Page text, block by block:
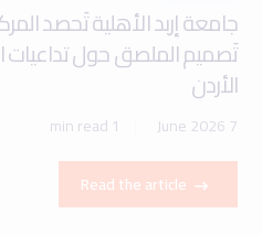
جامعة إربد الأهلية تَحصد
تَصميم الملصق حول تداعيات
الأردن
7 June 2026
1 min read
Read the article